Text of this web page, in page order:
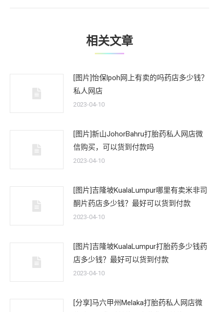
文
相关文章
[图片]怡保lpoh网上有卖的吗药店多少钱？
私人网店
2023-04-10
[图片]新山JohorBahru打胎药私人网店微
信购买，可以货到付款吗
2023-04-10
[图片]吉隆坡KualaLumpur哪里有卖米非司
酮片药店多少钱？最好可以货到付款
2023-04-10
[图片]吉隆坡KualaLumpur打胎药多少钱药
店多少钱？最好可以货到付款
2023-04-10
[分享]马六甲州Melaka打胎药私人网店微